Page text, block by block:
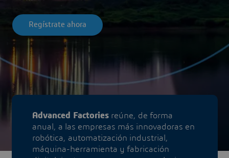
Regístrate ahora
Advanced Factoriesreúne, de forma
anual, a las empresas más innovadoras en
robótica, automatización industrial,
máquina-herramienta y fabricación